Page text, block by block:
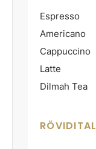
Espresso
Americano
Cappuccino
Latte
Dilmah Tea
RÖVIDITAL